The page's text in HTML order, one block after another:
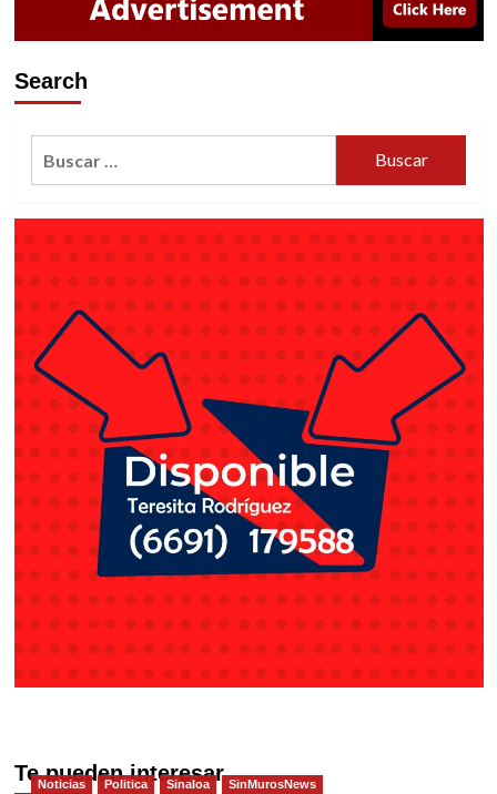
DEL
NORTE”
Search
Te pueden interesar
Noticias Politica Sinaloa SinMurosNews